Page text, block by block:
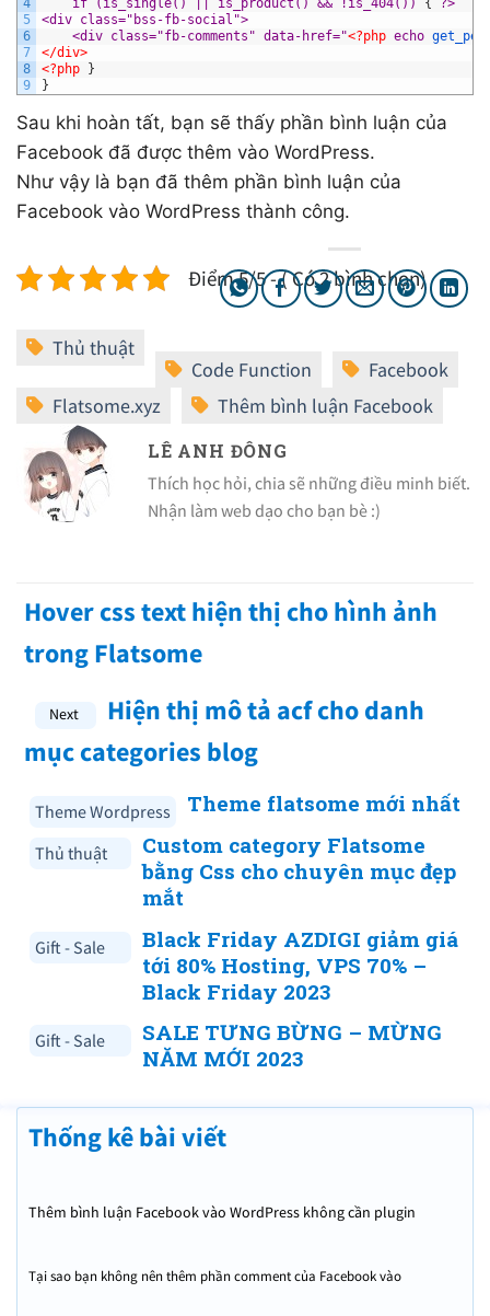
5
6
7
8
9
<div class="bss-fb-social">
	<div class="fb-comments" data-href="
<?php echo
</div>
<?php }
}
Sau khi hoàn tất, bạn sẽ thấy phần bình luận của
Facebook đã được thêm vào WordPress.
Như vậy là bạn đã thêm phần bình luận của
Facebook vào WordPress thành công.
Điểm 5/5 - ( Có 2 bình chọn)
LÊ ANH ĐÔNG
Thích học hỏi, chia sẽ những điều minh biết.
Nhận làm web dạo cho bạn bè :)
Hover css text hiện thị cho hình ảnh
trong Flatsome
Hiện thị mô tả acf cho danh
mục categories blog
Theme Wordpress Theme flatsome mới nhất
Thủ thuật
Custom category Flatsome
bằng Css cho chuyên mục đẹp
mắt
Gift - Sale
Black Friday AZDIGI giảm giá
tới 80% Hosting, VPS 70% –
Black Friday 2023
Gift - Sale
SALE TƯNG BỪNG – MỪNG
NĂM MỚI 2023
Thống kê bài viết
Thêm bình luận Facebook vào WordPress không cần plugin
Tại sao bạn không nên thêm phần comment của Facebook vào